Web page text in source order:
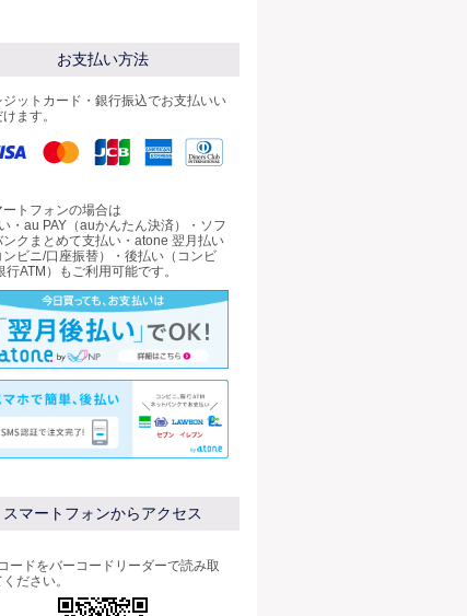
お支払い方法
ジットカード・銀行振込でお支払いい
ます。
ートフォンの場合は
・au PAY（auかんたん決済）・ソフ
ンクまとめて支払い・atone 翌月払い
ンビニ/口座振替）・後払い（コンビ
行ATM）もご利用可能です。
スマートフォンからアクセス
ードをバーコードリーダーで読み取
ください。